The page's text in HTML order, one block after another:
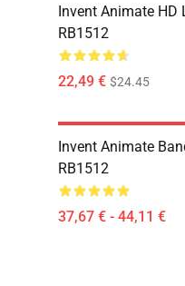
Invent Animate HD
RB1512
22,49 € $24.45
Invent Animate
RB1512
37,67 € - 44,11 €